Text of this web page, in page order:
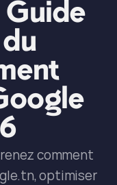
Guide
comment
optimiser